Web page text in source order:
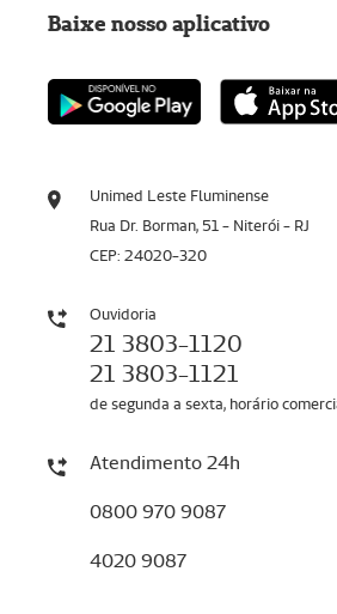
Unimed Leste Fluminense
Rua Dr. Borman, 51 - Niterói - RJ
CEP: 24020-320
Ouvidoria
21 3803-1120
21 3803-1121
de segunda a sexta, horário
Atendimento 24h
0800 970 9087
4020 9087
Baixe nosso aplicativo